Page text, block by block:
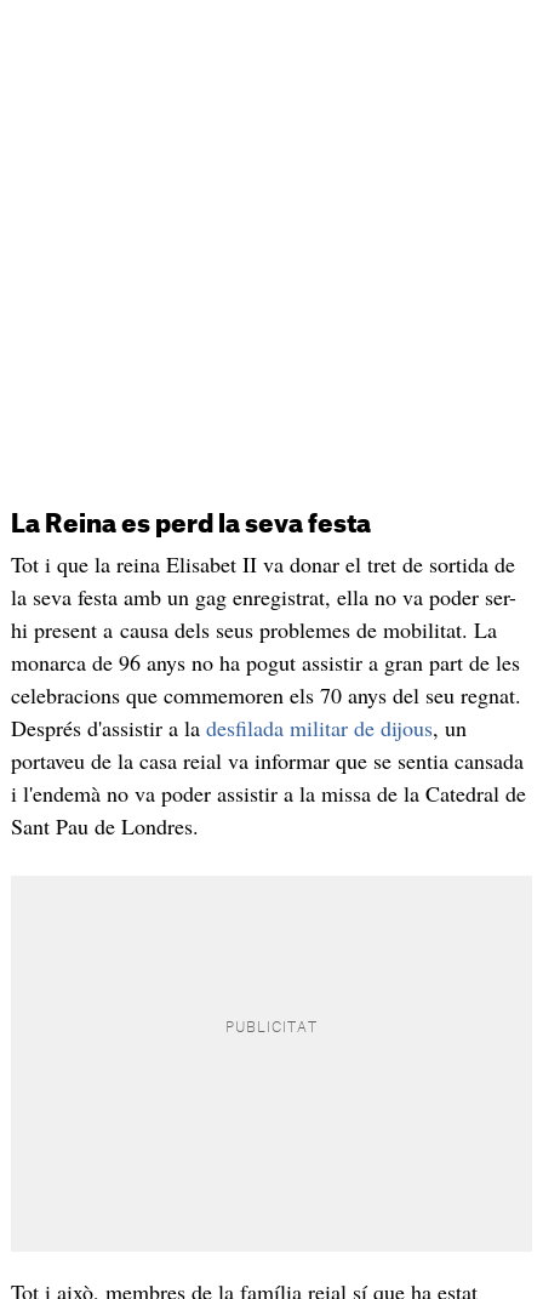
La Reina es perd la seva festa
Tot i que la reina Elisabet II va donar el tret de sortida de
la seva festa amb un gag enregistrat, ella no va poder ser-
hi present a causa dels seus problemes de mobilitat. La
monarca de 96 anys no ha pogut assistir a gran part de les
celebracions que commemoren els 70 anys del seu regnat.
Després d'assistir a la desfilada militar de dijous, un
portaveu de la casa reial va informar que se sentia cansada
i l'endemà no va poder assistir a la missa de la Catedral de
Sant Pau de Londres.
Tot i això, membres de la família reial sí que ha estat